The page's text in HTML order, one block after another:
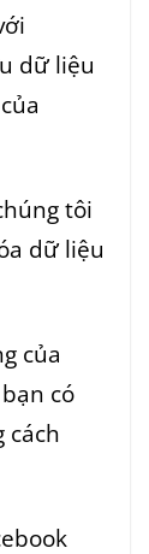
dữ liệu
tôi
dữ liệu
của
có
cách